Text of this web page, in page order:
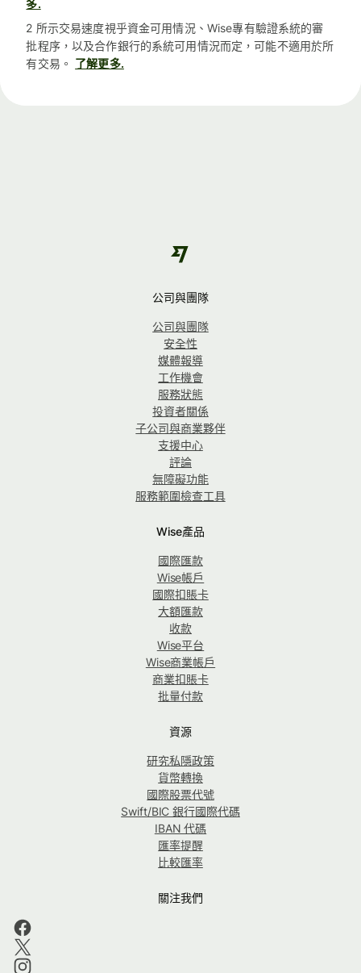
多.
2 所示交易速度視乎資金可用情況、Wise專有驗證系統的審
批程序，以及合作銀行的系統可用情況而定，可能不適用於所
有交易。 了解更多.
公司與團隊
公司與團隊
安全性
媒體報導
工作機會
服務狀態
投資者關係
子公司與商業夥伴
支援中心
評論
無障礙功能
服務範圍檢查工具
Wise產品
國際匯款
Wise帳戶
國際扣賬卡
大額匯款
收款
Wise平台
Wise商業帳戶
商業扣賬卡
批量付款
資源
研究私隱政策
貨幣轉換
國際股票代號
Swift/BIC 銀行國際代碼
IBAN 代碼
匯率提醒
比較匯率
關注我們